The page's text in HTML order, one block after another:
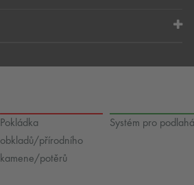
Pokládka
obkladů/přírodního
kamene/potěrů
Systém pro